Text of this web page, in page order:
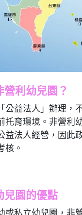
營利幼兒園？
公益法人」辦理，
托育環境。非營利
益法人經營，因此
核。
兒園的優點
或私立幼兒園，非